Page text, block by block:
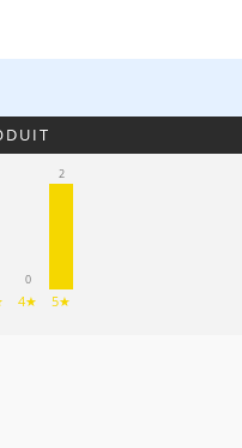
0
4★
2
5★